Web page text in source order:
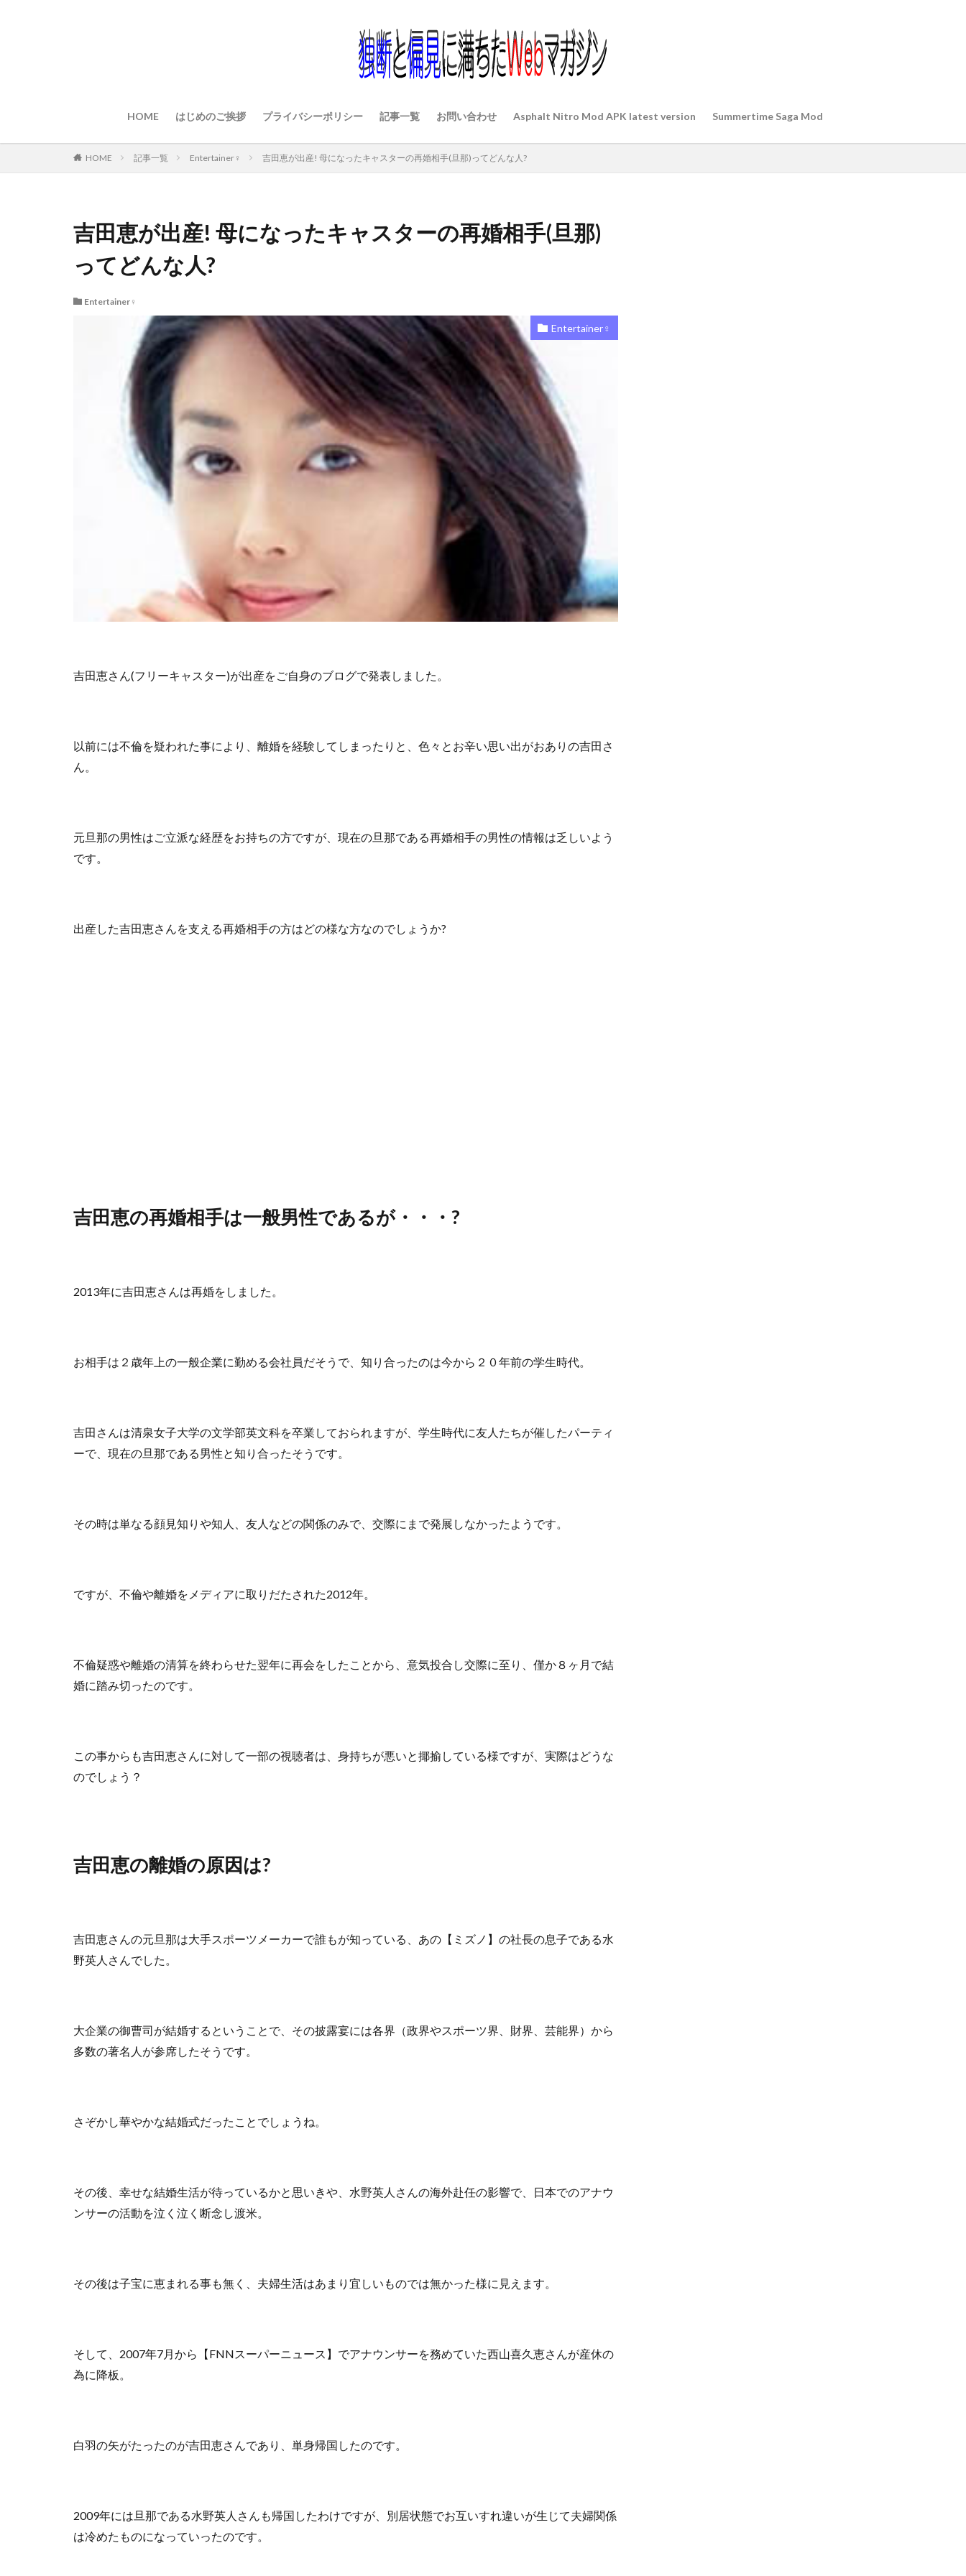
HOME はじめのご挨拶 プライバシーポリシー 記事一覧 お問い合わせ Asphalt Nitro Mod APK latest version Summertime Saga Mod
HOME 記事一覧 Entertainer♀ 吉田恵が出産! 母になったキャスターの再婚相手(旦那)ってどんな人?
吉田恵が出産! 母になったキャスターの再婚相手(旦那)
ってどんな人?
Entertainer♀
Entertainer♀
吉田恵さん(フリーキャスター)が出産をご自身のブログで発表しました。
以前には不倫を疑われた事により、離婚を経験してしまったりと、色々とお辛い思い出がおありの吉田さ
ん。
元旦那の男性はご立派な経歴をお持ちの方ですが、現在の旦那である再婚相手の男性の情報は乏しいよう
です。
出産した吉田恵さんを支える再婚相手の方はどの様な方なのでしょうか?
吉田恵の再婚相手は一般男性であるが・・・?
2013年に吉田恵さんは再婚をしました。
お相手は２歳年上の一般企業に勤める会社員だそうで、知り合ったのは今から２０年前の学生時代。
吉田さんは清泉女子大学の文学部英文科を卒業しておられますが、学生時代に友人たちが催したパーティ
ーで、現在の旦那である男性と知り合ったそうです。
その時は単なる顔見知りや知人、友人などの関係のみで、交際にまで発展しなかったようです。
ですが、不倫や離婚をメディアに取りだたされた2012年。
不倫疑惑や離婚の清算を終わらせた翌年に再会をしたことから、意気投合し交際に至り、僅か８ヶ月で結
婚に踏み切ったのです。
この事からも吉田恵さんに対して一部の視聴者は、身持ちが悪いと揶揄している様ですが、実際はどうな
のでしょう？
吉田恵の離婚の原因は?
吉田恵さんの元旦那は大手スポーツメーカーで誰もが知っている、あの【ミズノ】の社長の息子である水
野英人さんでした。
大企業の御曹司が結婚するということで、その披露宴には各界（政界やスポーツ界、財界、芸能界）から
多数の著名人が参席したそうです。
さぞかし華やかな結婚式だったことでしょうね。
その後、幸せな結婚生活が待っているかと思いきや、水野英人さんの海外赴任の影響で、日本でのアナウ
ンサーの活動を泣く泣く断念し渡米。
その後は子宝に恵まれる事も無く、夫婦生活はあまり宜しいものでは無かった様に見えます。
そして、2007年7月から【FNNスーパーニュース】でアナウンサーを務めていた西山喜久恵さんが産休の
為に降板。
白羽の矢がたったのが吉田恵さんであり、単身帰国したのです。
2009年には旦那である水野英人さんも帰国したわけですが、別居状態でお互いすれ違いが生じて夫婦関係
は冷めたものになっていったのです。